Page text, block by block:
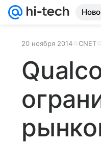
20 ноября 2014 CNET